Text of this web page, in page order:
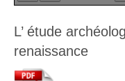
L’ étude
renaissance